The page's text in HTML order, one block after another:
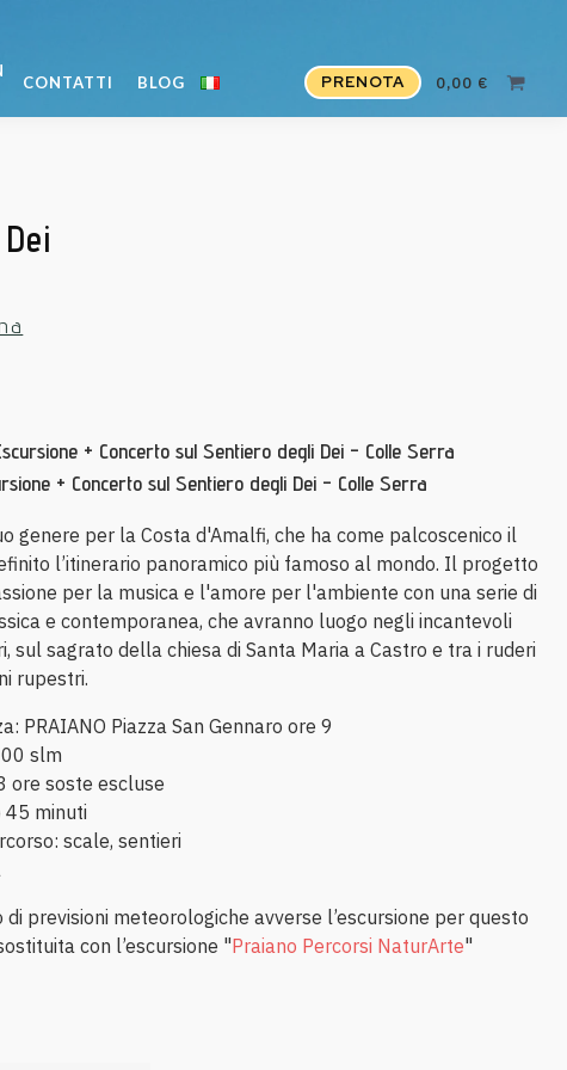
CONTATTI BLOG PRENOTA 0,00 €
+ Concerto sul Sentiero degli Dei - Colle Serra
+ Concerto sul Sentiero degli Dei - Colle Serra
genere per la Costa d'Amalfi, che ha come palcoscenico il
l’itinerario panoramico più famoso al mondo. Il progetto
per la musica e l'amore per l'ambiente con una serie di
e contemporanea, che avranno luogo negli incantevoli
sul sagrato della chiesa di Santa Maria a Castro e tra i ruderi
rupestri.
PRAIANO Piazza San Gennaro ore 9
slm
ore soste escluse
45 minuti
scale, sentieri
di previsioni meteorologiche avverse l’escursione per questo
con l’escursione "Praiano Percorsi NaturArte"